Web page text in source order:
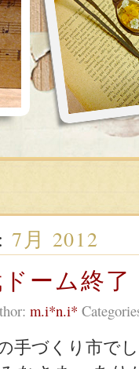
7月 2012
ーム終了
m.i*n.i*
手づくり市